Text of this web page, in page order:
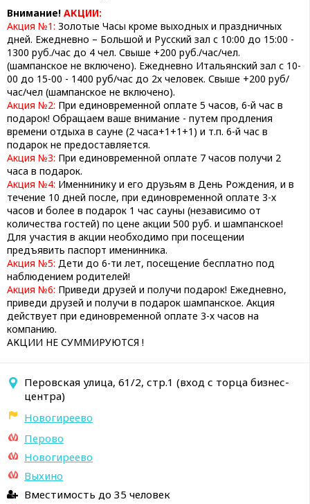
Внимание! АКЦИИ:
Акция №1: Золотые Часы кроме выходных и праздничных
дней. Ежедневно – Большой и Русский зал с 10:00 до 15:00 -
1300 руб./час до 4 чел. Свыше +200 руб./час/чел.
(шампанское не включено). Ежедневно Итальянский зал с 10-
00 до 15-00 - 1400 руб/час до 2х человек. Свыше +200 руб/
час/чел (шампанское не включено).
Акция №2: При единовременной оплате 5 часов, 6-й час в
подарок! Обращаем ваше внимание - путем продления
времени отдыха в сауне (2 часа+1+1+1) и т.п. 6-й час в
подарок не предоставляется.
Акция №3: При единовременной оплате 7 часов получи 2
часа в подарок.
Акция №4: Именнинику и его друзьям в День Рождения, и в
течение 10 дней после, при единовременной оплате 3-х
часов и более в подарок 1 час сауны (независимо от
количества гостей) по цене акции 500 руб. и шампанское!
Для участия в акции необходимо при посещении
предъявить паспорт именинника.
Акция №5: Дети до 6-ти лет, посещение бесплатно под
наблюдением родителей!
Акция №6: Приведи друзей и получи подарок! Ежедневно,
приведи друзей и получи в подарок шампанское. Акция
действует при единовременной оплате 3-х часов на
компанию.
АКЦИИ НЕ СУММИРУЮТСЯ !
Перовская улица, 61/2, стр.1 (вход с торца бизнес-
центра)
Новогиреево
Перово
Новогиреево
Выхино
Вместимость до 35 человек